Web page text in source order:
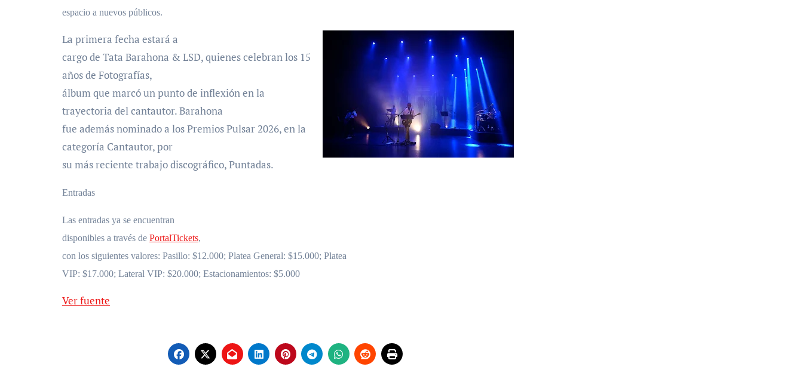
espacio a nuevos públicos.
La primera fecha estará a
cargo de Tata Barahona & LSD, quienes celebran los 15
años de Fotografías,
álbum que marcó un punto de inflexión en la
trayectoria del cantautor. Barahona
fue además nominado a los Premios Pulsar 2026, en la
categoría Cantautor, por
su más reciente trabajo discográfico, Puntadas.
Entradas
Las entradas ya se encuentran
disponibles a través de PortalTickets,
con los siguientes valores: Pasillo: $12.000; Platea General: $15.000; Platea
VIP: $17.000; Lateral VIP: $20.000; Estacionamientos: $5.000
Ver fuente